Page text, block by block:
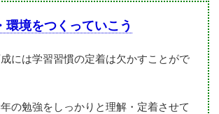
境をつくっていこう
には学習習慣の定着は欠かすことがで
の勉強をしっかりと理解・定着させて